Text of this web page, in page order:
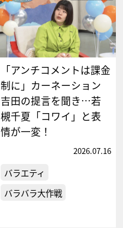
「アンチコメントは課金
制に」カーネーション
吉田の提言を聞き…若
槻千夏「コワイ」と表
情が一変！
2026.07.16
バラエティ
バラバラ大作戦